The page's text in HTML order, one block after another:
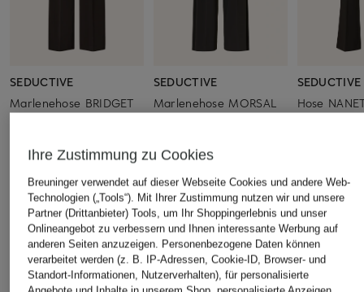
SEDUCTIVE
Marlenehose BRIDGET
SEDUCTIVE
Marlenehose MORSAL
SEDUCTIVE
Hose
ÄHNLICHE ARTIKEL ENTDECKEN
Ihre Zustimmung zu Cookies
Breuninger verwendet auf dieser Webseite Cookies und andere Web-
Technologien („Tools“). Mit Ihrer Zustimmung nutzen wir und unsere
Partner (Drittanbieter) Tools, um Ihr Shoppingerlebnis und unser
Onlineangebot zu verbessern und Ihnen interessante Werbung auf
anderen Seiten anzuzeigen. Personenbezogene Daten können
verarbeitet werden (z. B. IP-Adressen, Cookie-ID, Browser- und
Standort-Informationen, Nutzerverhalten), für personalisierte